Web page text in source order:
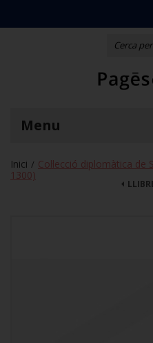
Menu
Inici / Col·lecció diplomàtica de
1300)